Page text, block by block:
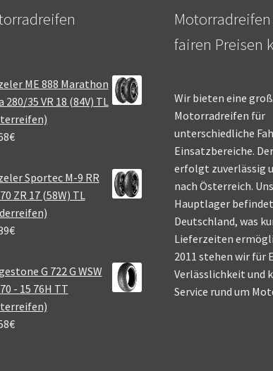
ME 888 Marathon
280/35 VR 18 (84V) TL
€
Sportec M-9 RR
ZR 17 (58W) TL
€
G 722 G WSW
- 15 76H TT
€
fairen Preisen
Wir bieten eine
Motorradreifen für
unterschiedliche
Einsatzbereiche.
erfolgt zuverlässig
nach Österreich.
Hauptlager
Deutschland, was
Lieferzeiten
2011 stehen wir für
Verlässlichkeit und
Service rund um